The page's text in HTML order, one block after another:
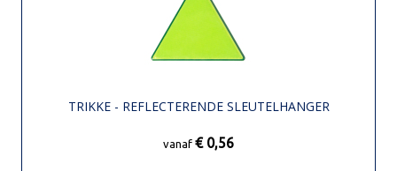
TRIKKE - REFLECTERENDE SLEUTELHANGER
vanaf € 0,56